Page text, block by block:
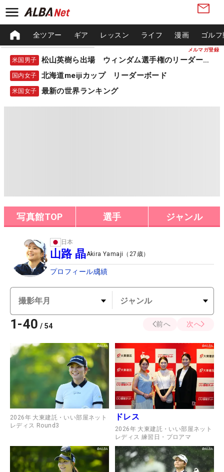
メルマガ登録
全ツアー ギア レッスン ライフ 漫画 ゴル
米国男子 松山英樹ら出場 ウィンダム選手権のリーダーボード
国内女子 北海道meijiカップ リーダーボード
米国女子 最新の世界ランキング
写真館TOP 選手 ジャンル
日本
山路 晶Akira Yamaji （ 27 歳）
プロフィール成績
1-40 / 54 前へ 次へ
2026年 大東建託・いい部屋ネット
レディス Round3
ドレス
2026年 大東建託・いい部屋ネット
レディス 練習日・プロアマ